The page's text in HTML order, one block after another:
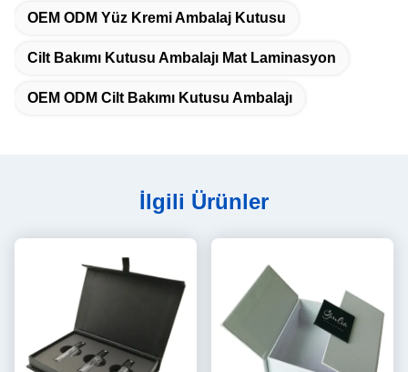
OEM ODM Yüz Kremi Ambalaj Kutusu
Cilt Bakımı Kutusu Ambalajı Mat Laminasyon
OEM ODM Cilt Bakımı Kutusu Ambalajı
İlgili Ürünler